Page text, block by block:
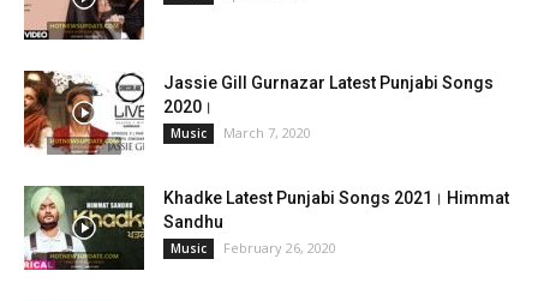
Jassie Gill Gurnazar Latest Punjabi Songs
2020।
Music March 7, 2020
Khadke Latest Punjabi Songs 2021। Himmat
Sandhu
Music February 26, 2020